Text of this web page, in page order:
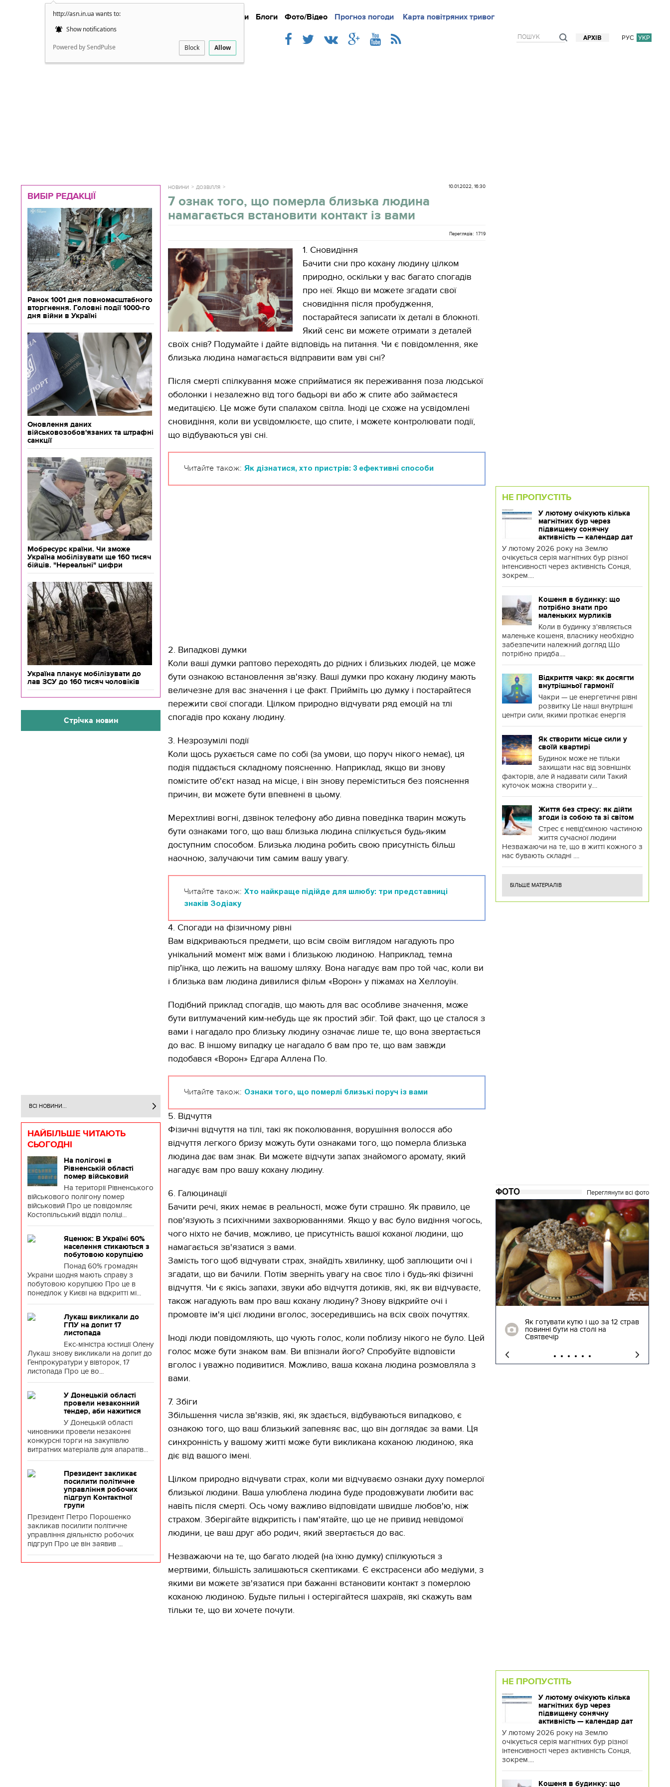
http://asn.in.ua wants to:
Show notifications
Powered by SendPulse Block Allow
Новини Блоги Фото/Відео Прогноз погоди Карта повітряних тривог
РУС УКР
АРХІВ
Докладно Новини Iнтерв`ю Блоги
ВИБІР РЕДАКЦІЇ
Ранок 1001 дня повномасштабного
вторгнення. Головні події 1000-го
дня війни в Україні
Оновлення даних
військовозобов'язаних та штрафні
санкції
Мобресурс країни. Чи зможе
Україна мобілізувати ще 160 тисяч
бійців. "Нереальні" цифри
Україна планує мобілізувати до
лав ЗСУ до 160 тисяч чоловіків
Стрічка новин
ВСІ НОВИНИ...
НАЙБІЛЬШЕ ЧИТАЮТЬ
СЬОГОДНІ
На полігоні в
Рівненській області
помер військовий
На території Рівненського
військового полігону помер
військовий Про це повідомляє
Костопільський відділ поліці...
Яценюк: В Україні 60%
населення стикаються з
побутовою корупцією
Понад 60% громадян
України щодня мають справу з
побутовою корупцією Про це в
понеділок у Києві на відкритті мі...
Лукаш викликали до
ГПУ на допит 17
листопада
Екс-міністра юстиції Олену
Лукаш знову викликали на допит до
Генпрокуратури у вівторок, 17
листопада Про це во...
У Донецькій області
провели незаконний
тендер, аби нажитися
У Донецькій області
чиновники провели незаконні
конкурсні торги на закупівлю
витратних матеріалів для апаратів...
Президент закликає
посилити політичне
управління робочих
підгруп Контактної
групи
Президент Петро Порошенко
закликав посилити політичне
управління діяльністю робочих
підгруп Про це він заявив ...
НОВИНИ ДОЗВІЛЛЯ 10.01.2022, 16:30
7 ознак того, що померла близька людина
намагається встановити контакт із вами
Переглядів: 1719
1. Сновидіння
Бачити сни про кохану людину цілком
природно, оскільки у вас багато спогадів
про неї. Якщо ви можете згадати свої
сновидіння після пробудження,
постарайтеся записати їх деталі в блокноті.
Який сенс ви можете отримати з деталей
своїх снів? Подумайте і дайте відповідь на питання. Чи є повідомлення, яке
близька людина намагається відправити вам уві сні?
Після смерті спілкування може сприйматися як переживання поза людської
оболонки і незалежно від того бадьорі ви або ж спите або займаєтеся
медитацією. Це може бути спалахом світла. Іноді це схоже на усвідомлені
сновидіння, коли ви усвідомлюєте, що спите, і можете контролювати події,
що відбуваються уві сні.
Читайте також: Як дізнатися, хто пристрів: 3 ефективні способи
2. Випадкові думки
Коли ваші думки раптово переходять до рідних і близьких людей, це може
бути ознакою встановлення зв'язку. Ваші думки про кохану людину мають
величезне для вас значення і це факт. Прийміть цю думку і постарайтеся
пережити свої спогади. Цілком природно відчувати ряд емоцій на тлі
спогадів про кохану людину.
3. Незрозумілі події
Коли щось рухається саме по собі (за умови, що поруч нікого немає), ця
подія піддається складному поясненню. Наприклад, якщо ви знову
помістите об'єкт назад на місце, і він знову переміститься без пояснення
причин, ви можете бути впевнені в цьому.
Мерехтливі вогні, дзвінок телефону або дивна поведінка тварин можуть
бути ознаками того, що ваш близька людина спілкується будь-яким
доступним способом. Близька людина робить свою присутність більш
наочною, залучаючи тим самим вашу увагу.
Читайте також: Хто найкраще підійде для шлюбу: три представниці
знаків Зодіаку
4. Спогади на фізичному рівні
Вам відкриваються предмети, що всім своїм виглядом нагадують про
унікальний момент між вами і близькою людиною. Наприклад, темна
пір'їнка, що лежить на вашому шляху. Вона нагадує вам про той час, коли ви
і близька вам людина дивилися фільм «Ворон» у піжамах на Хеллоуїн.
Подібний приклад спогадів, що мають для вас особливе значення, може
бути витлумачений ким-небудь ще як простий збіг. Той факт, що це сталося з
вами і нагадало про близьку людину означає лише те, що вона звертається
до вас. В іншому випадку це нагадало б вам про те, що вам завжди
подобався «Ворон» Едгара Аллена По.
Читайте також: Ознаки того, що померлі близькі поруч із вами
5. Відчуття
Фізичні відчуття на тілі, такі як поколювання, ворушіння волосся або
відчуття легкого бризу можуть бути ознаками того, що померла близька
людина дає вам знак. Ви можете відчути запах знайомого аромату, який
нагадує вам про вашу кохану людину.
6. Галюцинації
Бачити речі, яких немає в реальності, може бути страшно. Як правило, це
пов'язують з психічними захворюваннями. Якщо у вас було видіння чогось,
чого ніхто не бачив, можливо, це присутність вашої коханої людини, що
намагається зв'язатися з вами.
Замість того щоб відчувати страх, знайдіть хвилинку, щоб заплющити очі і
згадати, що ви бачили. Потім зверніть увагу на своє тіло і будь-які фізичні
відчуття. Чи є якісь запахи, звуки або відчуття дотиків, які, як ви відчуваєте,
також нагадують вам про ваш кохану людину? Знову відкрийте очі і
промовте ім'я цієї людини вголос, зосередившись на всіх своїх почуттях.
Іноді люди повідомляють, що чують голос, коли поблизу нікого не було. Цей
голос може бути знаком вам. Ви впізнали його? Спробуйте відповісти
вголос і уважно подивитися. Можливо, ваша кохана людина розмовляла з
вами.
7. Збіги
Збільшення числа зв'язків, які, як здається, відбуваються випадково, є
ознакою того, що ваш близький запевняє вас, що він доглядає за вами. Ця
синхронність у вашому житті може бути викликана коханою людиною, яка
діє від вашого імені.
Цілком природно відчувати страх, коли ми відчуваємо ознаки духу померлої
близької людини. Ваша улюблена людина буде продовжувати любити вас
навіть після смерті. Ось чому важливо відповідати швидше любов'ю, ніж
страхом. Зберігайте відкритість і пам'ятайте, що це не привид невідомої
людини, це ваш друг або родич, який звертається до вас.
Незважаючи на те, що багато людей (на їхню думку) спілкуються з
мертвими, більшість залишаються скептиками. Є екстрасенси або медіуми, з
якими ви можете зв'язатися при бажанні встановити контакт з померлою
коханою людиною. Будьте пильні і остерігайтеся шахраїв, які скажуть вам
тільки те, що ви хочете почути.
НЕ ПРОПУСТІТЬ
У лютому очікують кілька
магнітних бур через
підвищену сонячну
активність — календар дат
У лютому 2026 року на Землю
очікується серія магнітних бур різної
інтенсивності через активність Сонця,
зокрем....
Кошеня в будинку: що
потрібно знати про
маленьких мурликів
Коли в будинку з'являється
маленьке кошеня, власнику необхідно
забезпечити належний догляд Що
потрібно придба....
Відкриття чакр: як досягти
внутрішньої гармонії
Чакри — це енергетичні рівні
розвитку Це наші внутрішні
центри сили, якими протікає енергія
Як створити місце сили у
своїй квартирі
Будинок може не тільки
захищати нас від зовнішніх
факторів, але й надавати сили Такий
куточок можна створити у....
Життя без стресу: як дійти
згоди із собою та зі світом
Стрес є невід'ємною частиною
життя сучасної людини
Незважаючи на те, що в житті кожного з
нас бувають складні ....
БІЛЬШЕ МАТЕРІАЛІВ
ФОТО Переглянути всі фото
Часи Русі: як виглядають
застава"
Як готувати кутю і що за 12 страв
повинні бути на столі на
Святвечір
НЕ ПРОПУСТІТЬ
У лютому очікують кілька
магнітних бур через
підвищену сонячну
активність — календар дат
У лютому 2026 року на Землю
очікується серія магнітних бур різної
інтенсивності через активність Сонця,
зокрем....
Кошеня в будинку: що